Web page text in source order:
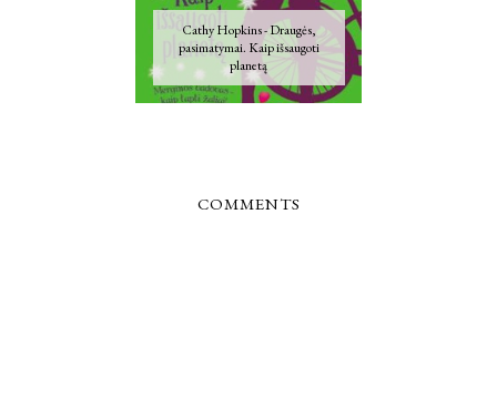
Cathy Hopkins - Draugės,
pasimatymai. Kaip išsaugoti
planetą
COMMENTS